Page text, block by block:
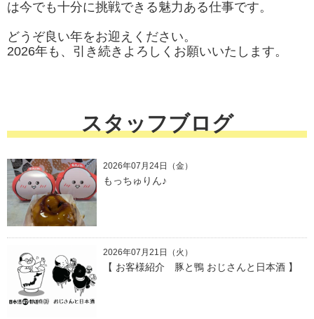
は今でも十分に挑戦できる魅力ある仕事です。
どうぞ良い年をお迎えください。
2026年も、引き続きよろしくお願いいたします。
スタッフブログ
2026年07月24日（金）
もっちゅりん♪
2026年07月21日（火）
【 お客様紹介 豚と鴨 おじさんと日本酒 】